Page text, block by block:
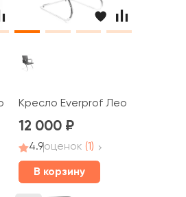
СФ / Leo CF
Кресло Everprof Лео СФ / Leo
12 000
4.9оценок (1)
В корзину